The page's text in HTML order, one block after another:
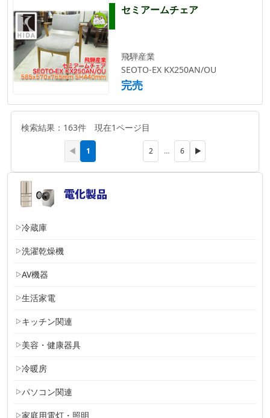
冷蔵庫
洗濯乾燥機
AV機器
生活家電
キッチン関連
美容・健康器具
冷暖房
パソコン関連
家庭用電灯・照明
セミアームチェア
飛騨産業
SEOTO-EX KX250AN/OU
完売
検索結果：163件 現在1ページ目
◀ 1 2 … 6 ▶